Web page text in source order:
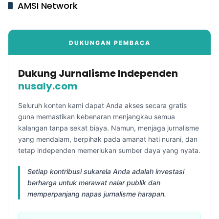
AMSI Network
DUKUNGAN PEMBACA
Dukung Jurnalisme Independen
nusaly.com
Seluruh konten kami dapat Anda akses secara gratis
guna memastikan kebenaran menjangkau semua
kalangan tanpa sekat biaya. Namun, menjaga jurnalisme
yang mendalam, berpihak pada amanat hati nurani, dan
tetap independen memerlukan sumber daya yang nyata.
Setiap kontribusi sukarela Anda adalah investasi
berharga untuk merawat nalar publik dan
memperpanjang napas jurnalisme harapan.